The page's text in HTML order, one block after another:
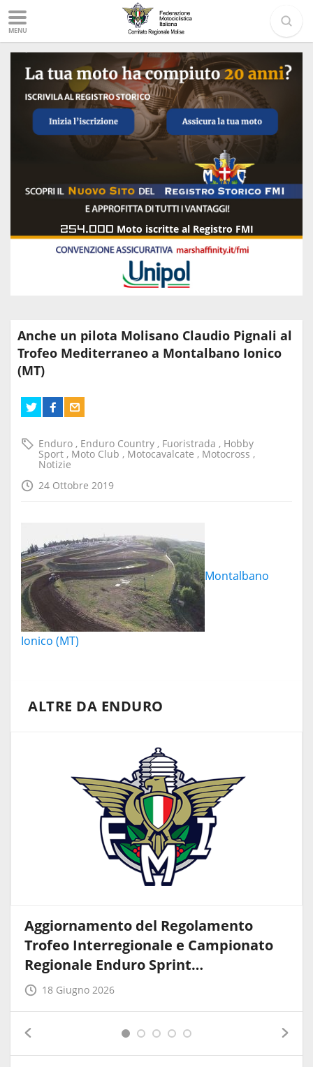
MENU
254.000 Moto iscritte al Registro FMI
Anche un pilota Molisano Claudio Pignali al
Trofeo Mediterraneo a Montalbano Ionico
(MT)
Enduro , Enduro Country , Fuoristrada , Hobby
Sport , Moto Club , Motocavalcate , Motocross ,
Notizie
24 Ottobre 2019
Montalbano
Ionico (MT)
ALTRE DA ENDURO
Aggiornamento del Regolamento
Trofeo Interregionale e Campionato
Regionale Enduro Sprint…
18 Giugno 2026